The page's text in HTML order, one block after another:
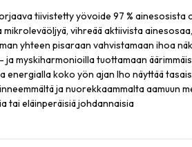
tiivistetty yövoide 97 % ainesosista
vihreää aktiivista
yhteen pisaraan vahvistamaan ihoa
ja myskiharmonioilla tuottamaan
energialla koko yön ajan Iho näyttää
ja nuorekkaammalta aamuun
tai eläinperäisiä johdannaisia